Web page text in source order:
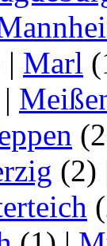
| Marl
|
(2)